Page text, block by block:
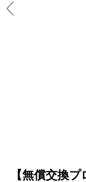
【無償交換プ